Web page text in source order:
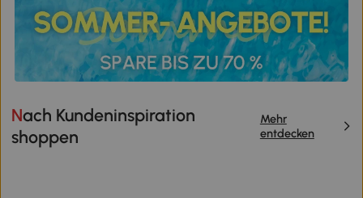
Nach Kundeninspiration
shoppen
Mehr
entdecken